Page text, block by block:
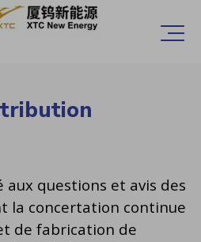
aux questions et avis des
la concertation continue
de fabrication de